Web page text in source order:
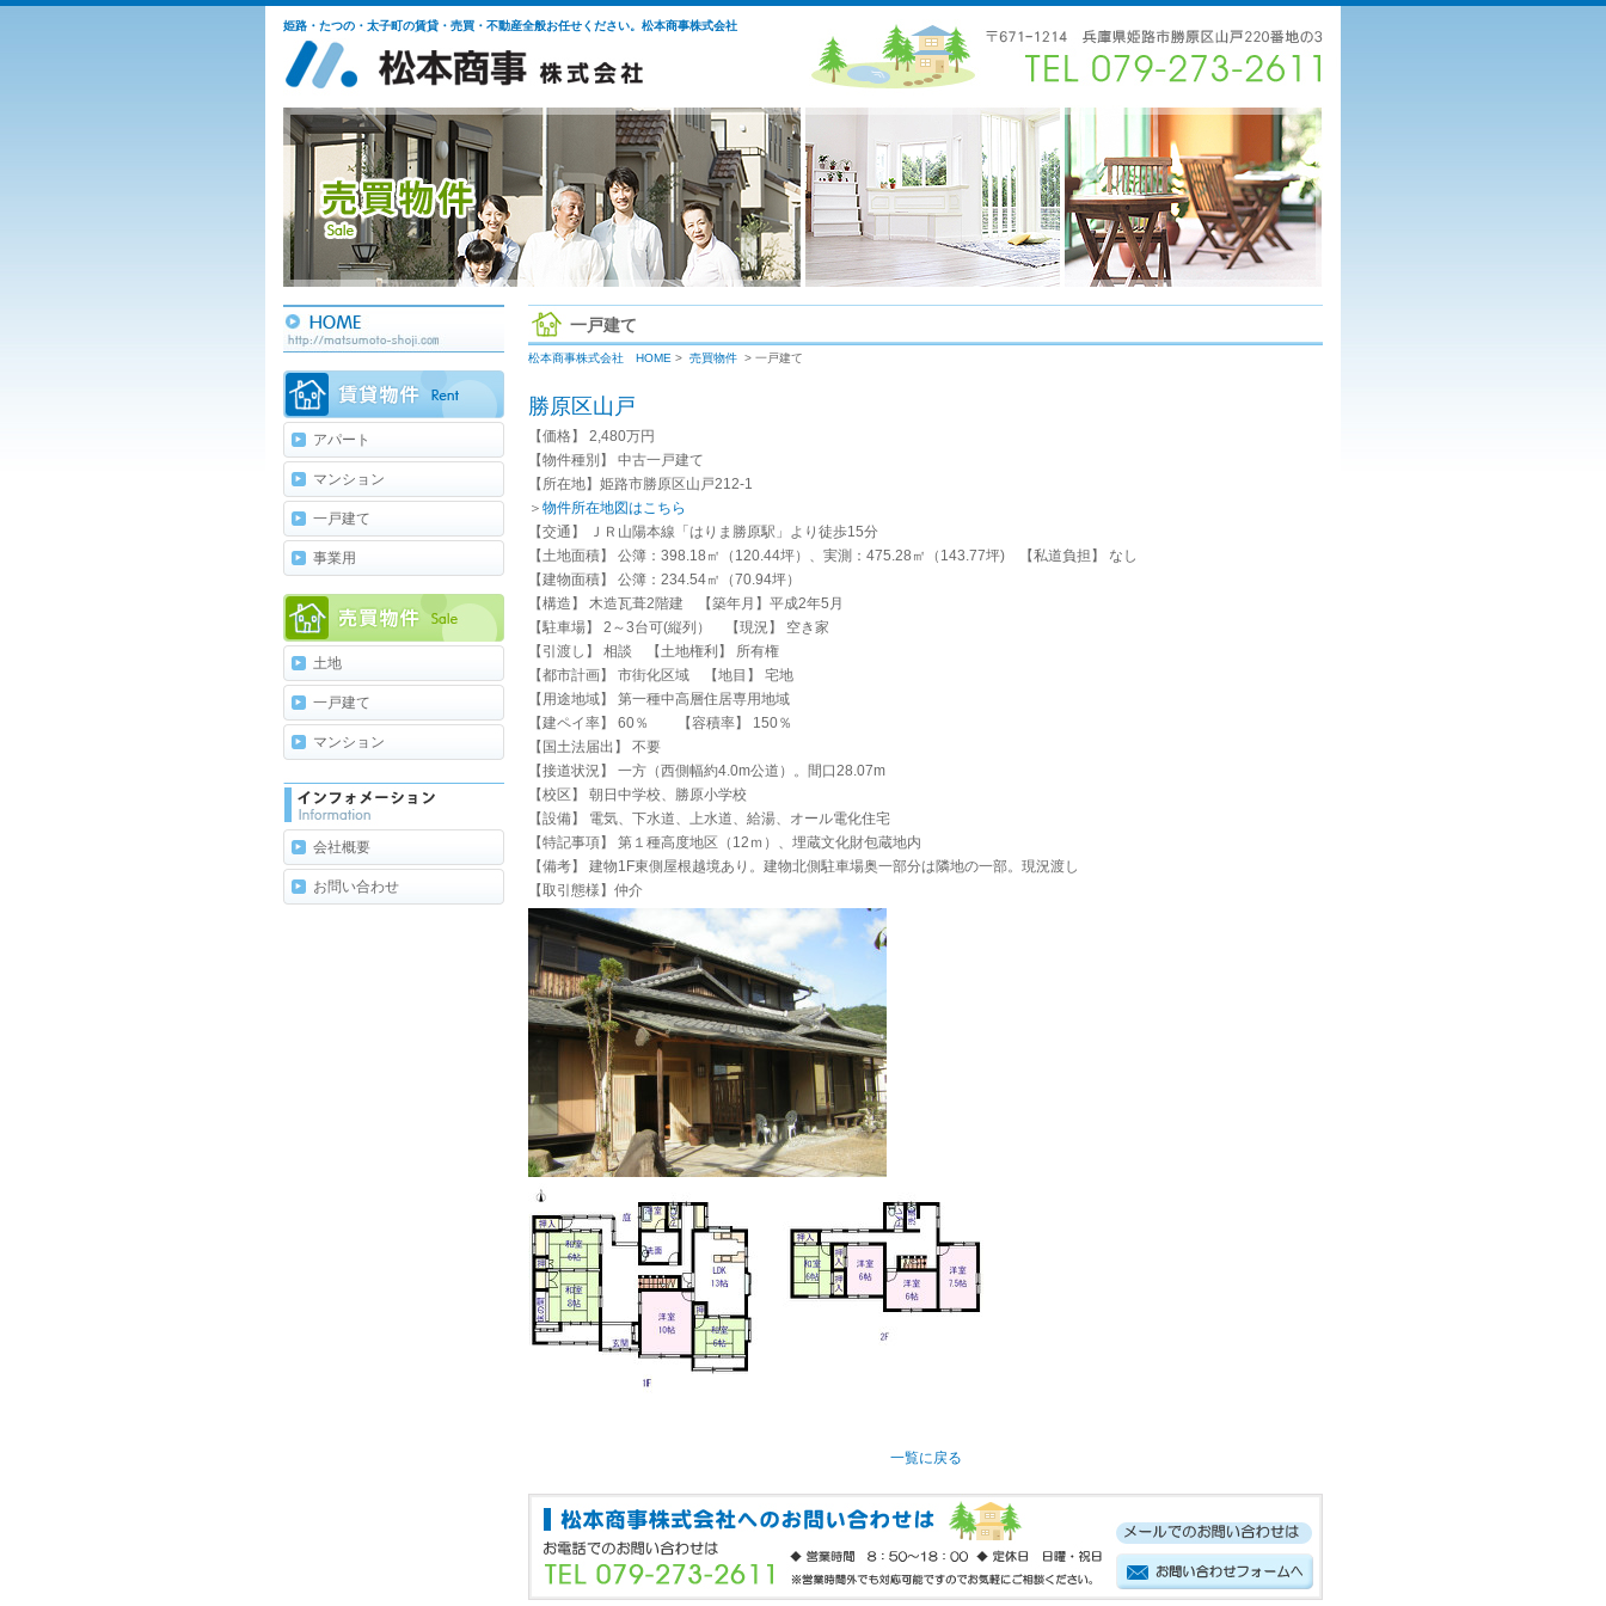
姫路・たつの・太子町の賃貸・売買・不動産全般お任せください。松本商事株式会社
アパート
マンション
一戸建て
事業用
土地
一戸建て
マンション
会社概要
お問い合わせ
一戸建て
松本商事株式会社 HOME > 売買物件 > 一戸建て
勝原区山戸
【価格】 2,480万円
【物件種別】 中古一戸建て
【所在地】姫路市勝原区山戸212-1
＞ 物件所在地図はこちら
【交通】 ＪＲ山陽本線「はりま勝原駅」より徒歩15分
【土地面積】 公簿：398.18㎡（120.44坪）、実測：475.28㎡（143.77坪) 【私道負担】 なし
【建物面積】 公簿：234.54㎡（70.94坪）
【構造】 木造瓦葺2階建 【築年月】平成2年5月
【駐車場】 2～3台可(縦列） 【現況】 空き家
【引渡し】 相談 【土地権利】 所有権
【都市計画】 市街化区域 【地目】 宅地
【用途地域】 第一種中高層住居専用地域
【建ペイ率】 60％ 【容積率】 150％
【国土法届出】 不要
【接道状況】 一方（西側幅約4.0m公道）。間口28.07m
【校区】 朝日中学校、勝原小学校
【設備】 電気、下水道、上水道、給湯、オール電化住宅
【特記事項】 第１種高度地区（12ｍ）、埋蔵文化財包蔵地内
【備考】 建物1F東側屋根越境あり。建物北側駐車場奥一部分は隣地の一部。現況渡し
【取引態様】仲介
一覧に戻る